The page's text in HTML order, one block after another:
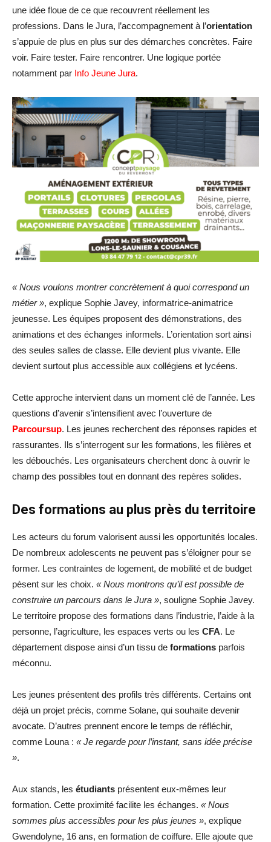
une idée floue de ce que recouvrent réellement les
professions. Dans le Jura, l’accompagnement à l’orientation
s’appuie de plus en plus sur des démarches concrètes. Faire
voir. Faire tester. Faire rencontrer. Une logique portée
notamment par Info Jeune Jura.
« Nous voulons montrer concrètement à quoi correspond un
métier », explique Sophie Javey, informatrice-animatrice
jeunesse. Les équipes proposent des démonstrations, des
animations et des échanges informels. L’orientation sort ainsi
des seules salles de classe. Elle devient plus vivante. Elle
devient surtout plus accessible aux collégiens et lycéens.
Cette approche intervient dans un moment clé de l’année. Les
questions d’avenir s’intensifient avec l’ouverture de
Parcoursup. Les jeunes recherchent des réponses rapides et
rassurantes. Ils s’interrogent sur les formations, les filières et
les débouchés. Les organisateurs cherchent donc à ouvrir le
champ des possibles tout en donnant des repères solides.
Des formations au plus près du territoire
Les acteurs du forum valorisent aussi les opportunités locales.
De nombreux adolescents ne peuvent pas s’éloigner pour se
former. Les contraintes de logement, de mobilité et de budget
pèsent sur les choix. « Nous montrons qu’il est possible de
construire un parcours dans le Jura », souligne Sophie Javey.
Le territoire propose des formations dans l’industrie, l’aide à la
personne, l’agriculture, les espaces verts ou les CFA. Le
département dispose ainsi d’un tissu de formations parfois
méconnu.
Les jeunes présentent des profils très différents. Certains ont
déjà un projet précis, comme Solane, qui souhaite devenir
avocate. D’autres prennent encore le temps de réfléchir,
comme Louna : « Je regarde pour l’instant, sans idée précise
».
Aux stands, les étudiants présentent eux-mêmes leur
formation. Cette proximité facilite les échanges. « Nous
sommes plus accessibles pour les plus jeunes », explique
Gwendolyne, 16 ans, en formation de coiffure. Elle ajoute que